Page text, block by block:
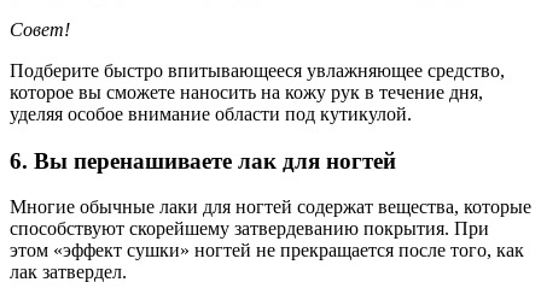
Совет!
Подберите быстро впитывающееся увлажняющее средство,
которое вы сможете наносить на кожу рук в течение дня,
уделяя особое внимание области под кутикулой.
6. Вы перенашиваете лак для ногтей
Многие обычные лаки для ногтей содержат вещества, которые
способствуют скорейшему затвердеванию покрытия. При
этом «эффект сушки» ногтей не прекращается после того, как
лак затвердел.